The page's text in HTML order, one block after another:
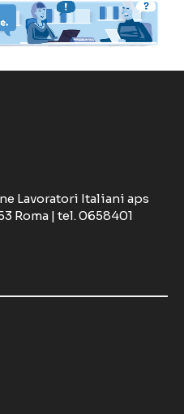
Lavoratori Italiani aps
Roma | tel. 0658401